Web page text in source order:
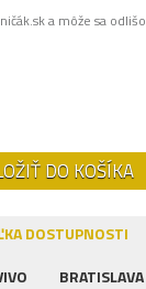
a môže sa
DO KOŠÍKA
DOSTUPNOSTI